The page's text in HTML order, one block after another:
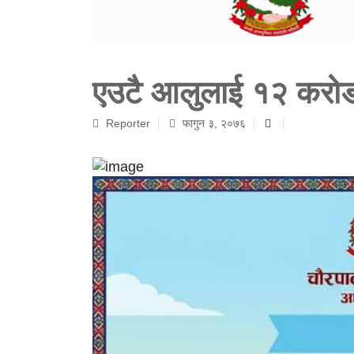
एउटै आलुलाई १२
Reporter फागुन ३, २०७६